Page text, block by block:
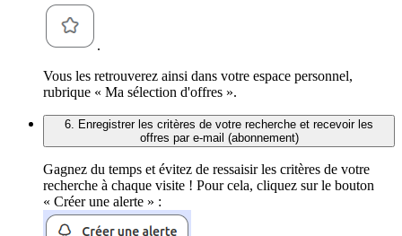
.
Vous les retrouverez ainsi dans votre espace personnel,
rubrique « Ma sélection d'offres ».
6. Enregistrer les critères de votre recherche et recevoir les
offres par e-mail (abonnement)
Gagnez du temps et évitez de ressaisir les critères de votre
recherche à chaque visite ! Pour cela, cliquez sur le bouton
« Créer une alerte » :